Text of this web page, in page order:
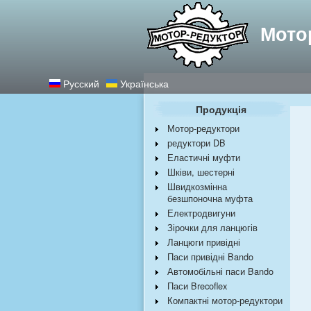
Найкращі
Русский Українська
Продукція
Мотор-редуктори
редуктори DB
Еластичні муфти
Шківи, шестерні
Швидкозмінна
безшпоночна муфта
Електродвигуни
Зірочки для ланцюгів
Ланцюги привідні
Паси привідні Bando
Автомобільні паси Bando
Паси Brecoflex
Компактні мотор-редуктори